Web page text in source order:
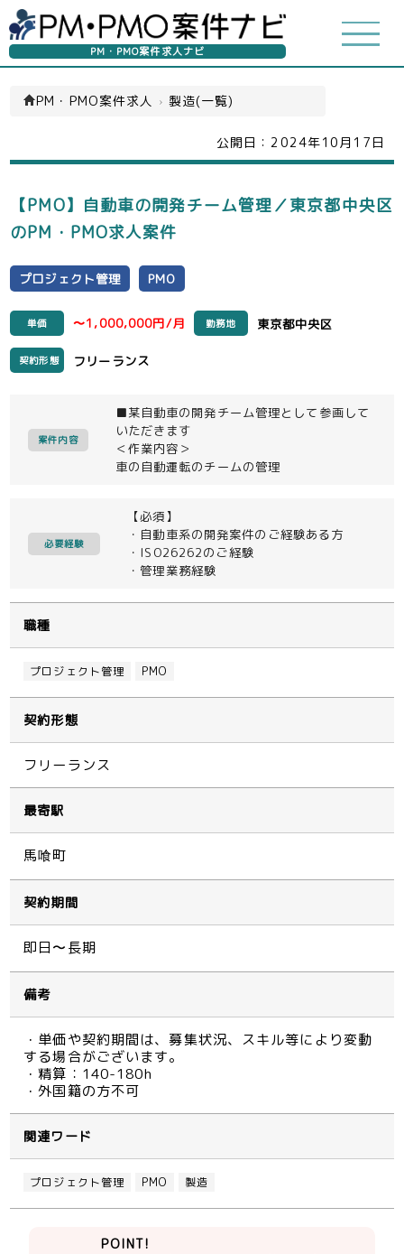
PM・PMO案件求人ナビ
PM・PMO案件求人 › 製造(一覧)
公開日： 2024年10月17日
【PMO】自動車の開発チーム管理／東京都中央区
のPM・PMO求人案件
プロジェクト管理 PMO
単価 〜1,000,000円/月 勤務地 東京都中央区
契約形態 フリーランス
案件内容
■某自動車の開発チーム管理として参画して
いただきます
＜作業内容＞
車の自動運転のチームの管理
必要経験
【必須】
・自動車系の開発案件のご経験ある方
・ISO26262のご経験
・管理業務経験
職種
プロジェクト管理 PMO
契約形態
フリーランス
最寄駅
馬喰町
契約期間
即日〜長期
備考
・単価や契約期間は、募集状況、スキル等により変動
する場合がございます。
・精算：140-180h
・外国籍の方不可
関連ワード
プロジェクト管理 PMO 製造
POINT!